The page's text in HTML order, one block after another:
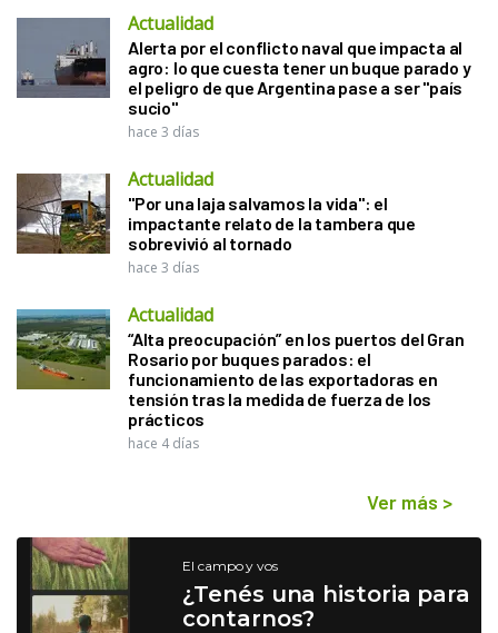
Actualidad
Alerta por el conflicto naval que impacta al
agro: lo que cuesta tener un buque parado y
el peligro de que Argentina pase a ser "país
sucio"
hace 3 días
Actualidad
"Por una laja salvamos la vida": el
impactante relato de la tambera que
sobrevivió al tornado
hace 3 días
Actualidad
“Alta preocupación” en los puertos del Gran
Rosario por buques parados: el
funcionamiento de las exportadoras en
tensión tras la medida de fuerza de los
prácticos
hace 4 días
Ver más >
El campo y vos
¿Tenés una historia para
contarnos?